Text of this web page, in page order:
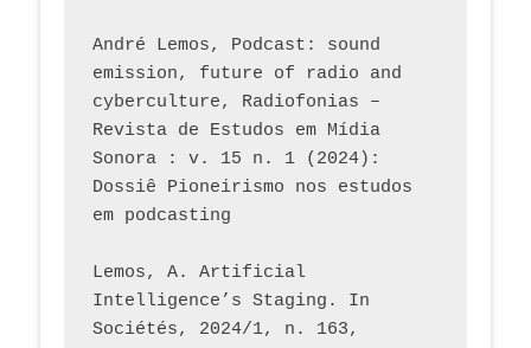
André Lemos, Podcast: sound
emission, future of radio and
cyberculture, Radiofonias –
Revista de Estudos em Mídia
Sonora : v. 15 n. 1 (2024):
Dossiê Pioneirismo nos estudos
em podcasting
Lemos, A. Artificial
Intelligence’s Staging. In
Sociétés, 2024/1, n. 163,